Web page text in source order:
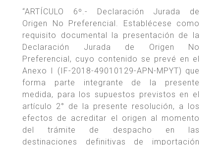
“ARTÍCULO 6º.- Declaración Jurada de
Origen No Preferencial. Establécese como
requisito documental la presentación de la
Declaración Jurada de Origen No
Preferencial, cuyo contenido se prevé en el
Anexo I (IF-2018-49010129-APN-MPYT) que
forma parte integrante de la presente
medida, para los supuestos previstos en el
artículo 2° de la presente resolución, a los
efectos de acreditar el origen al momento
del trámite de despacho en las
destinaciones definitivas de importación